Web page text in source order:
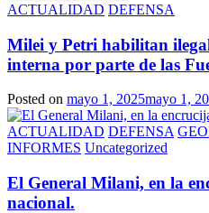
ACTUALIDAD DEFENSA
Milei y Petri habilitan
interna por parte de las
Posted on mayo 1, 2025mayo 1,
ACTUALIDAD DEFENSA
INFORMES Uncategorized
El General Milani, en la
nacional.